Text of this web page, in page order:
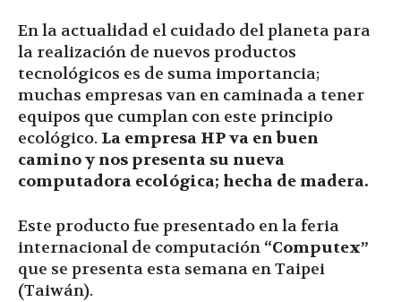
Hora
|
En la actualidad el cuidado del planeta para
la realización de nuevos productos
tecnológicos es de suma importancia;
muchas empresas van en caminada a tener
equipos que cumplan con este principio
ecológico. La empresa HP va en buen
camino y nos presenta su nueva
computadora ecológica; hecha de madera.
Este producto fue presentado en la feria
internacional de computación “Computex”
que se presenta esta semana en Taipei
(Taiwán).